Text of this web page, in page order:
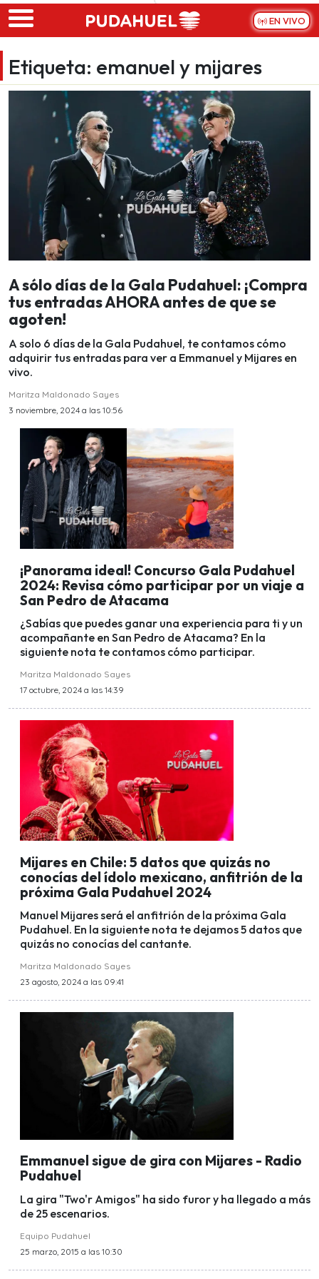
Skip to main content
EN VIVO
Etiqueta: emanuel y mijares
A sólo días de la Gala Pudahuel: ¡Compra
tus entradas AHORA antes de que se
agoten!
A solo 6 días de la Gala Pudahuel, te contamos cómo
adquirir tus entradas para ver a Emmanuel y Mijares en
vivo.
Maritza Maldonado Sayes
3 noviembre, 2024 a las 10:56
¡Panorama ideal! Concurso Gala Pudahuel
2024: Revisa cómo participar por un viaje a
San Pedro de Atacama
¿Sabías que puedes ganar una experiencia para ti y un
acompañante en San Pedro de Atacama? En la
siguiente nota te contamos cómo participar.
Maritza Maldonado Sayes
17 octubre, 2024 a las 14:39
Mijares en Chile: 5 datos que quizás no
conocías del ídolo mexicano, anfitrión de la
próxima Gala Pudahuel 2024
Manuel Mijares será el anfitrión de la próxima Gala
Pudahuel. En la siguiente nota te dejamos 5 datos que
quizás no conocías del cantante.
Maritza Maldonado Sayes
23 agosto, 2024 a las 09:41
Emmanuel sigue de gira con Mijares - Radio
Pudahuel
La gira "Two'r Amigos" ha sido furor y ha llegado a más
de 25 escenarios.
Equipo Pudahuel
25 marzo, 2015 a las 10:30